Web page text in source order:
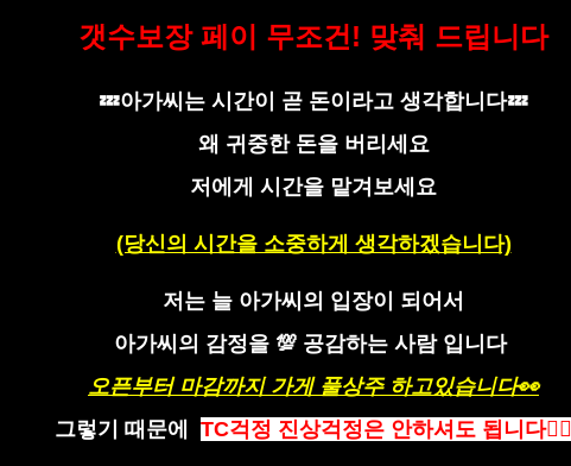
갯수보장 페이 무조건! 맞춰 드립니다
💤아가씨는 시간이 곧 돈이라고 생각합니다💤
왜 귀중한 돈을 버리세요
저에게 시간을 맡겨보세요
(당신의 시간을 소중하게 생각하겠습니다)
저는 늘 아가씨의 입장이 되어서
아가씨의 감정을 💯 공감하는 사람 입니다
오픈부터 마감까지 가게 풀상주 하고있습니다👀
그렇기 때문에 TC걱정 진상걱정은 안하셔도 됩니다🤷‍♂️